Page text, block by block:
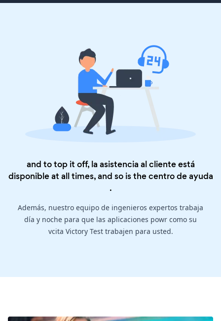
and to top it off, la asistencia al cliente está
disponible at all times, and so is thecentro de ayuda
.
Además, nuestro equipo de ingenieros expertos trabaja
día y noche para que las aplicaciones powr como su
vcita Victory Test trabajen para usted.